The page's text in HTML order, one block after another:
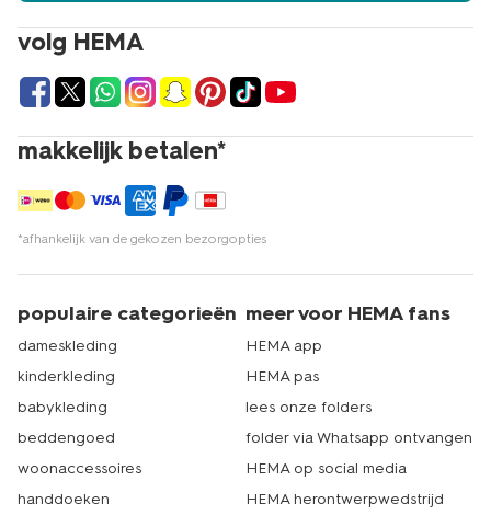
winkelmandje en kies of je het laat thuisbezorgen of
rondsnuffelen? Kom gezellig langs in de winkel. Daar vind
je ook al onze cadeaus voor kinderen vanaf 8 jaar. Echt
HEMA.
volg HEMA
makkelijk betalen*
*afhankelijk van de gekozen bezorgopties
populaire categorieën
dameskleding
kinderkleding
babykleding
beddengoed
woonaccessoires
handdoeken
meer voor HEMA fans
HEMA app
HEMA pas
lees onze folders
folder via Whatsapp ontvangen
HEMA op social media
HEMA herontwerpwedstrijd